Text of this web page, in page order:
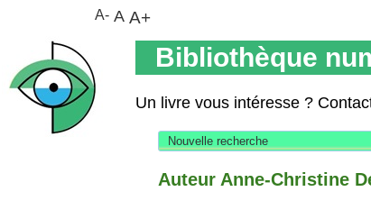
Bibliothèque
Un livre vous intéresse ?
Nouvelle recherche
Auteur Anne-Christine
A- A A+